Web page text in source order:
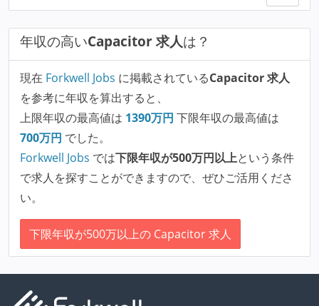
年収の高いCapacitor 求人は？
現在 Forkwell Jobs に掲載されているCapacitor 求人
を参考に年収を算出すると、
上限年収の最高値は 1390万円 下限年収の最高値は
700万円 でした。
Forkwell Jobs では下限年収が500万円以上という条件
で求人を探すことができますので、ぜひご活用くださ
い。
下限年収が500万以上の Capacitor 求人